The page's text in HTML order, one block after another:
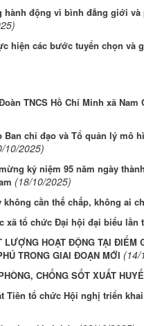
hành động vì bình đẳng giới
hiện các bước tuyển chọn và
TNCS Hồ Chí Minh xã Nam
Ban chỉ đạo và Tổ quản lý mô
10/2025)
kỷ niệm 95 năm ngày
(18/10/2025)
không cần thế chấp, không ai
xã tổ chức Đại hội đại biểu lần
LƯỢNG HOẠT ĐỘNG TẠI ĐIỂM
TRONG GIAI ĐOẠN MỚI (14/
CHỐNG SỐT XUẤT
Tiên tổ chức Hội nghị triển